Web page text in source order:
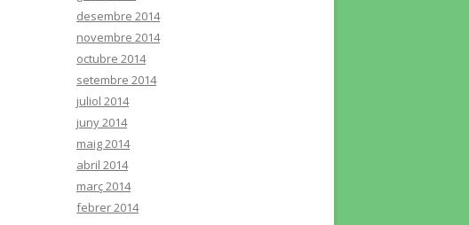
desembre 2014
novembre 2014
octubre 2014
setembre 2014
juliol 2014
juny 2014
maig 2014
abril 2014
març 2014
febrer 2014